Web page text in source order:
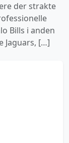
der strakte
Bills i anden
Jaguars, […]